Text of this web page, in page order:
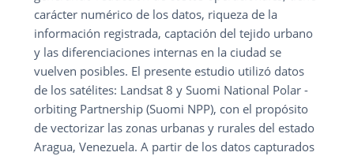
carácter numérico de los datos, riqueza de la
información registrada, captación del tejido urbano
y las diferenciaciones internas en la ciudad se
vuelven posibles. El presente estudio utilizó datos
de los satélites: Landsat 8 y Suomi National Polar -
orbiting Partnership (Suomi NPP), con el propósito
de vectorizar las zonas urbanas y rurales del estado
Aragua, Venezuela. A partir de los datos capturados